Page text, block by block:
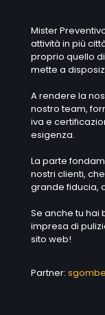
Mister
attività in più
proprio quello
mette a
A rendere la
nostro team,
iva e
esigenza.
La parte
nostri clienti,
grande fiducia,
Se anche tu hai
impresa di
sito web!
Partner: